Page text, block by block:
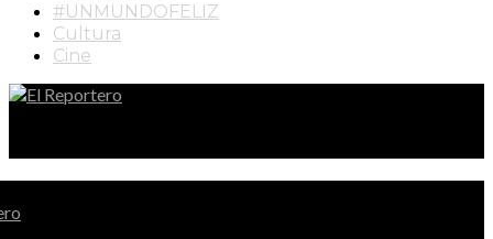
#UNMUNDOFELIZ
Cultura
Cine